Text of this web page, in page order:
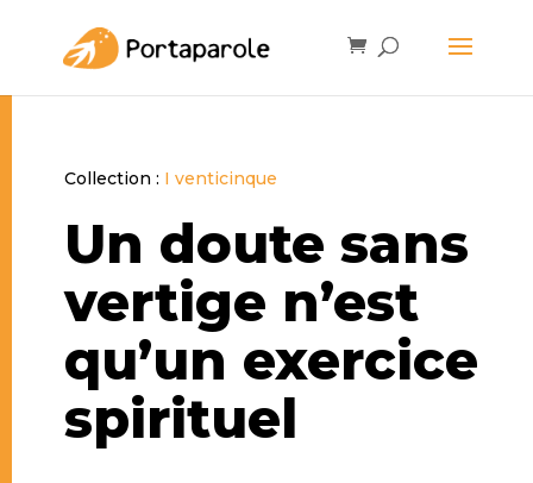
Collection : I venticinque
Un doute sans
vertige n’est
qu’un exercice
spirituel